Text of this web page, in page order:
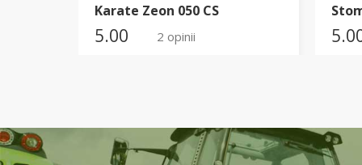
Karate Zeon 050 CS
5.00 2 opinii